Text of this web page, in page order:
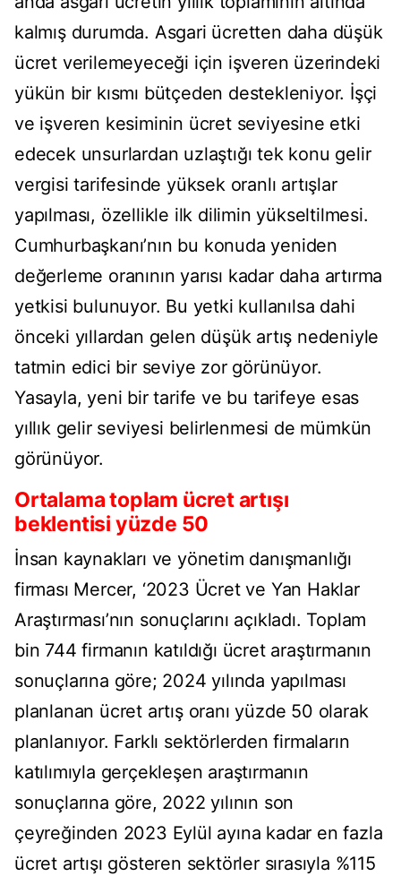
kalmış durumda. Asgari ücretten daha düşük
ücret verilemeyeceği için işveren üzerindeki
yükün bir kısmı bütçeden destekleniyor. İşçi
ve işveren kesiminin ücret seviyesine etki
edecek unsurlardan uzlaştığı tek konu gelir
vergisi tarifesinde yüksek oranlı artışlar
yapılması, özellikle ilk dilimin yükseltilmesi.
Cumhurbaşkanı’nın bu konuda yeniden
değerleme oranının yarısı kadar daha artırma
yetkisi bulunuyor. Bu yetki kullanılsa dahi
önceki yıllardan gelen düşük artış nedeniyle
tatmin edici bir seviye zor görünüyor.
Yasayla, yeni bir tarife ve bu tarifeye esas
yıllık gelir seviyesi belirlenmesi de mümkün
görünüyor.
Ortalama toplam ücret artışı
beklentisi yüzde 50
İnsan kaynakları ve yönetim danışmanlığı
firması Mercer, ‘2023 Ücret ve Yan Haklar
Araştırması’nın sonuçlarını açıkladı. Toplam
bin 744 firmanın katıldığı ücret araştırmanın
sonuçlarına göre; 2024 yılında yapılması
planlanan ücret artış oranı yüzde 50 olarak
planlanıyor. Farklı sektörlerden firmaların
katılımıyla gerçekleşen araştırmanın
sonuçlarına göre, 2022 yılının son
çeyreğinden 2023 Eylül ayına kadar en fazla
ücret artışı gösteren sektörler sırasıyla %115